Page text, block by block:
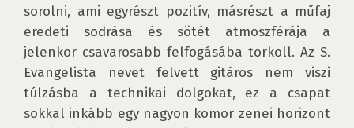
sorolni, ami egyrészt pozitív, másrészt a műfaj
eredeti sodrása és sötét atmoszférája a
jelenkor csavarosabb felfogásába torkoll. Az S.
Evangelista nevet felvett gitáros nem viszi
túlzásba a technikai dolgokat, ez a csapat
sokkal inkább egy nagyon komor zenei horizont